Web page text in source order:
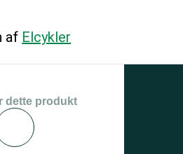
af Elcykler
dette produkt